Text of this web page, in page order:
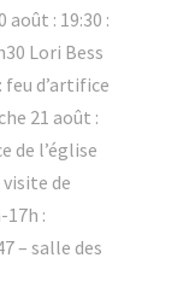
août : 19:30 :
Lori Bess
feu d’artifice
21 août :
de l’église
de
17h :
– salle des